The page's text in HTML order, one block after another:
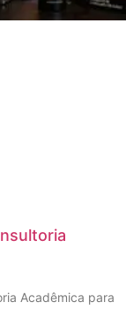
Acadêmica para